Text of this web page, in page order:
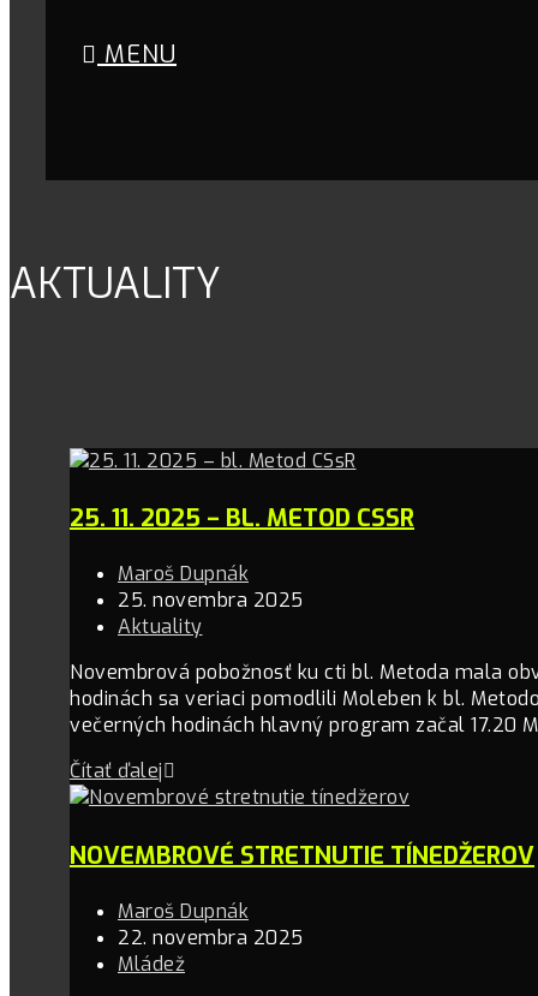
MENU
AKTUALITY
25. 11. 2025 – BL. METOD CSSR
Maroš Dupnák
25. novembra 2025
Aktuality
Novembrová pobožnosť ku cti bl. Metoda mala
hodinách sa veriaci pomodlili Moleben k bl.
večerných hodinách hlavný program začal 17.20
Čítať ďalej
NOVEMBROVÉ STRETNUTIE TÍNEDŽEROV
Maroš Dupnák
22. novembra 2025
Mládež